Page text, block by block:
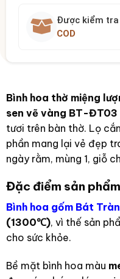
Được kiểm
COD
Bình hoa thờ miệng
sen vẽ vàng BT-ĐT03
tươi trên bàn thờ. Lọ
phần mang lại vẻ đẹp
ngày rằm, mùng 1, giỗ
Đặc điểm sản phẩm
Bình hoa gốm Bát
(1300℃), vì thế sản
cho sức khỏe.
Bề mặt bình hoa màu